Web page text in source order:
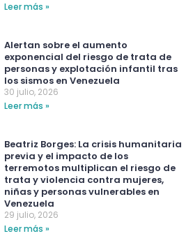
Leer más »
Alertan sobre el aumento
exponencial del riesgo de trata de
personas y explotación infantil tras
los sismos en Venezuela
30 julio, 2026
Leer más »
Beatriz Borges: La crisis humanitaria
previa y el impacto de los
terremotos multiplican el riesgo de
trata y violencia contra mujeres,
niñas y personas vulnerables en
Venezuela
29 julio, 2026
Leer más »